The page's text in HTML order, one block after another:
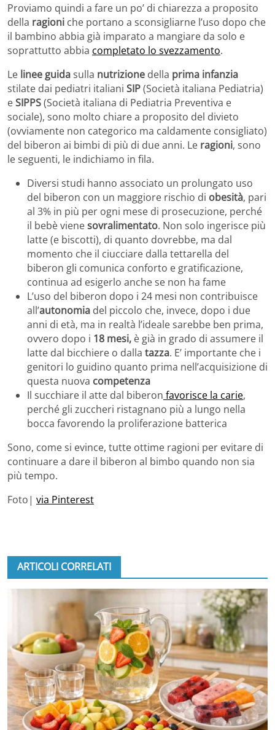
Proviamo quindi a fare un po’ di chiarezza a proposito
della ragioni che portano a sconsigliarne l’uso dopo che
il bambino abbia già imparato a mangiare da solo e
soprattutto abbia completato lo svezzamento.
Le linee guidasulla nutrizione della prima infanzia
stilate dai pediatri italiani SIP(Società italiana Pediatria)
eSIPPS(Società italiana di Pediatria Preventiva e
sociale), sono molto chiare a proposito del divieto
(ovviamente non categorico ma caldamente consigliato)
del biberon ai bimbi di più di due anni. Le ragioni, sono
le seguenti, le indichiamo in fila.
Diversi studi hanno associato un prolungato uso
del biberon con un maggiore rischio di obesità, pari
al 3% in più per ogni mese di prosecuzione, perché
il bebè vienesovralimentato. Non solo ingerisce più
latte (e biscotti), di quanto dovrebbe, ma dal
momento che il ciucciare dalla tettarella del
biberon gli comunica conforto e gratificazione,
continua ad esigerlo anche se non ha fame
L’uso del biberon dopo i 24 mesi non contribuisce
all’autonomia del piccolo che, invece, dopo i due
anni di età, ma in realtà l’ideale sarebbe ben prima,
ovvero dopo i 18 mesi, è già in grado di assumere il
latte dal bicchiere o dalla tazza. E’ importante che i
genitori lo guidino quanto prima nell’acquisizione di
questa nuova competenza
Il succhiare il atte dal biberon favorisce la carie,
perché gli zuccheri ristagnano più a lungo nella
bocca favorendo la proliferazione batterica
Sono, come si evince, tutte ottime ragioni per evitare di
continuare a dare il biberon al bimbo quando non sia
più tempo.
Foto| via Pinterest
ARTICOLI CORRELATI